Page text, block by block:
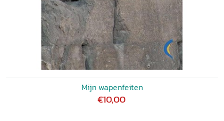
Mijn wapenfeiten
€10,00